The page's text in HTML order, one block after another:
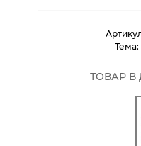
Тема:
ТОВАР В